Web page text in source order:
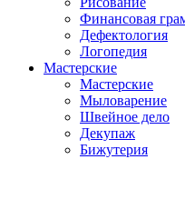
Финансовая
Дефектология
Логопедия
Мастерские
Мастерские
Мыловарение
Швейное дело
Декупаж
Бижутерия